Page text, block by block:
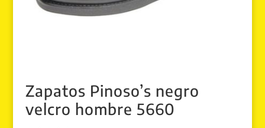
Zapatos Pinoso’s negro
velcro hombre 5660